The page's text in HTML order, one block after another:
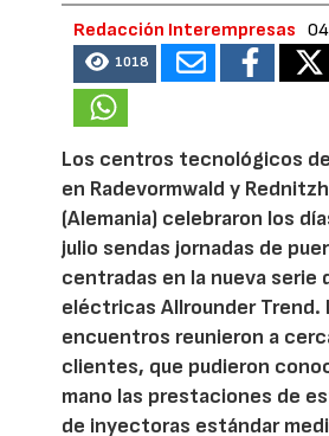
Redacción Interempresas
1018
Los centros tecnológicos
en Radevormwald y
(Alemania) celebraron los
julio sendas jornadas de
centradas en la nueva serie
eléctricas Allrounder Trend.
encuentros reunieron a
clientes, que pudieron
mano las prestaciones de
de inyectoras estándar